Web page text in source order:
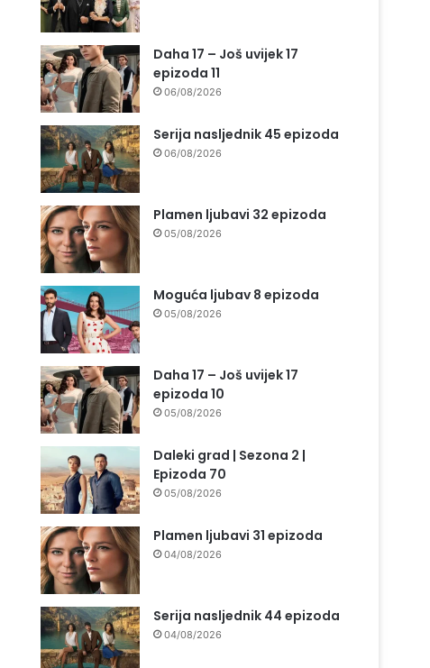
Daha 17 – Još uvijek 17
epizoda 11
06/08/2026
Serija nasljednik 45 epizoda
06/08/2026
Plamen ljubavi 32 epizoda
05/08/2026
Moguća ljubav 8 epizoda
05/08/2026
Daha 17 – Još uvijek 17
epizoda 10
05/08/2026
Daleki grad | Sezona 2 |
Epizoda 70
05/08/2026
Plamen ljubavi 31 epizoda
04/08/2026
Serija nasljednik 44 epizoda
04/08/2026